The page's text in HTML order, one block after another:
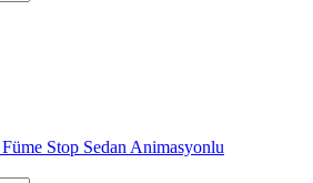
Stop Sedan Animasyonlu